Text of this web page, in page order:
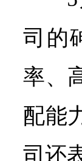
司的
率、
配能
司还